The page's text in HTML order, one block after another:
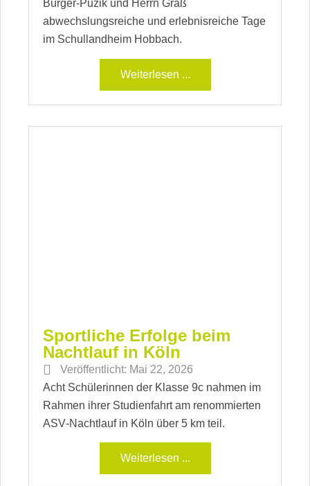
Burger-Puzik und Herrn Graß
abwechslungsreiche und erlebnisreiche Tage
im Schullandheim Hobbach.
Weiterlesen ...
Sportliche Erfolge beim
Nachtlauf in Köln
Veröffentlicht: Mai 22, 2026
Acht Schülerinnen der Klasse 9c nahmen im
Rahmen ihrer Studienfahrt am renommierten
ASV‑Nachtlauf in Köln über 5 km teil.
Weiterlesen ...